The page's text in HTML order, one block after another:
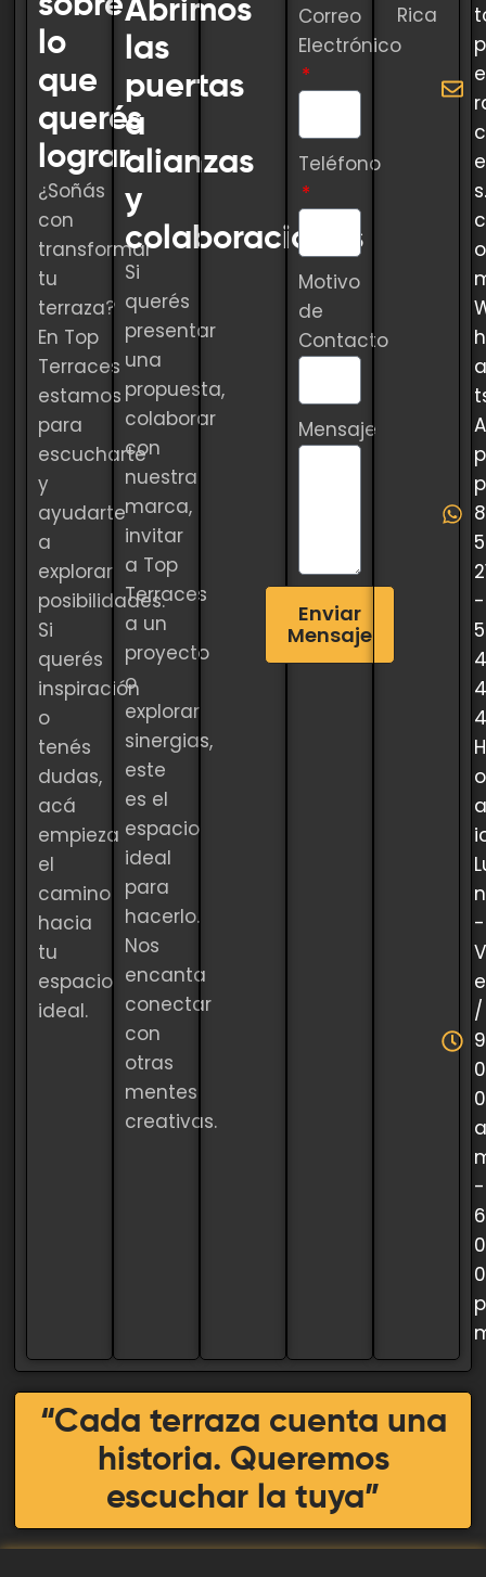
lo
que
querés
lograr
¿Soñás
con
transformar
tu
terraza?
En Top
Terraces
estamos
para
escucharte
y
ayudarte
a
explorar
posibilidades.
Si
querés
inspiración
o
tenés
dudas,
acá
empieza
el
camino
hacia
tu
espacio
ideal.
Abrimos
las
puertas
a
alianzas
y
colaboraciones
Si
querés
presentar
una
propuesta,
colaborar
con
nuestra
marca,
invitar
a Top
Terraces
a un
proyecto
o
explorar
sinergias,
este
es el
espacio
ideal
para
hacerlo.
Nos
encanta
conectar
con
otras
mentes
creativas.
Correo
Electrónico
Teléfono
Motivo
de
Contacto
Mensaje
Enviar
Mensaje
Rica
c
e
s.
c
o
h
a
A
p
8
5
-
5
4
4
4
H
n
-
e
/
0
0
a
-
0
0
p
“Cada terraza cuenta una
historia. Queremos
escuchar la tuya”